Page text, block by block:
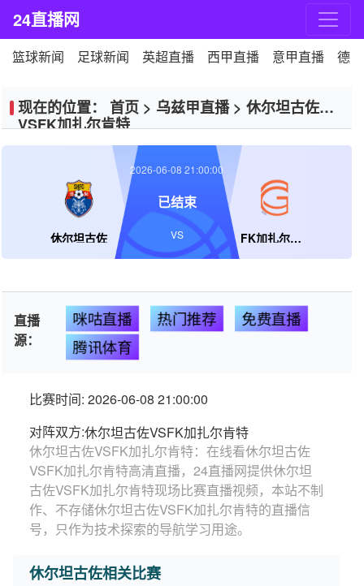
24直播网
篮球新闻 足球新闻 英超直播 西甲直播 意甲直播 德
现在的位置： 首页 > 乌兹甲直播> 休尔坦古佐
VSFK加扎尔肯特
休尔坦古佐 FK加扎尔肯特
2026-06-08 21:00:00
已结束
VS
直播
源：
咪咕直播 热门推荐
免费直播
腾讯体育
比赛时间: 2026-06-08 21:00:00
对阵双方:休尔坦古佐VSFK加扎尔肯特
休尔坦古佐VSFK加扎尔肯特：在线看休尔坦古佐
VSFK加扎尔肯特高清直播，24直播网提供休尔坦
古佐VSFK加扎尔肯特现场比赛直播视频，本站不制
作、不存储休尔坦古佐VSFK加扎尔肯特的直播信
号，只作为技术探索的导航学习用途。
休尔坦古佐相关比赛